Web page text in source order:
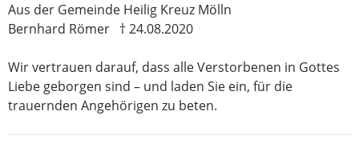
Aus der Gemeinde Heilig Kreuz Mölln
Bernhard Römer † 24.08.2020
Wir vertrauen darauf, dass alle Verstorbenen in Gottes
Liebe geborgen sind – und laden Sie ein, für die
trauernden Angehörigen zu beten.